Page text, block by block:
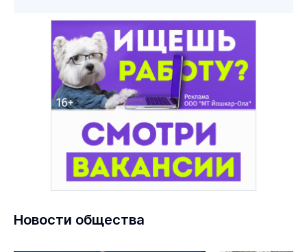
Новости общества